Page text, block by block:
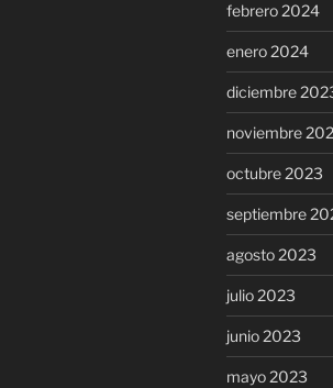
febrero 2024
enero 2024
diciembre
noviembre
octubre 2023
septiembre
agosto 2023
julio 2023
junio 2023
mayo 2023